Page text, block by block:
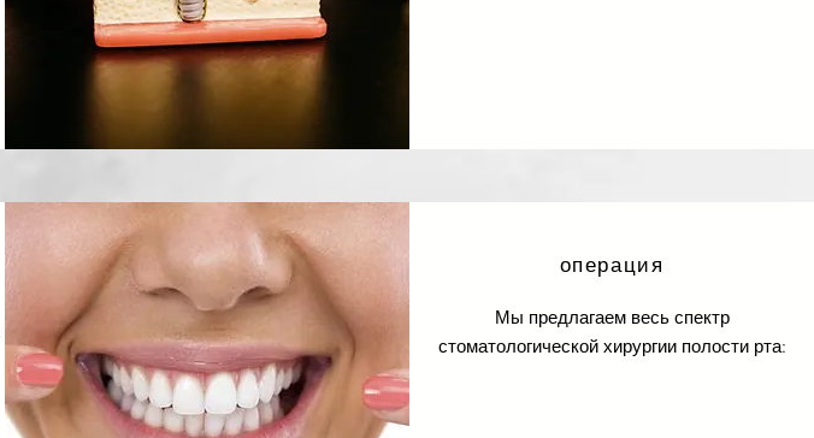
операция
Мы предлагаем весь спектр
стоматологической хирургии полости рта: